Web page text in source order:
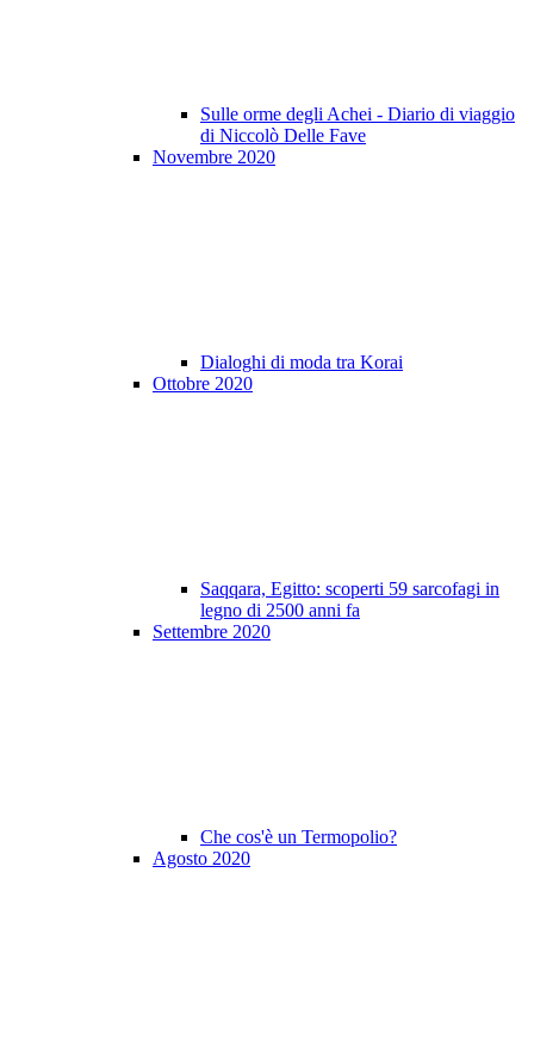
Sulle orme degli Achei - Diario di viaggio
di Niccolò Delle Fave
Novembre 2020
Dialoghi di moda tra Korai
Ottobre 2020
Saqqara, Egitto: scoperti 59 sarcofagi in
legno di 2500 anni fa
Settembre 2020
Che cos'è un Termopolio?
Agosto 2020